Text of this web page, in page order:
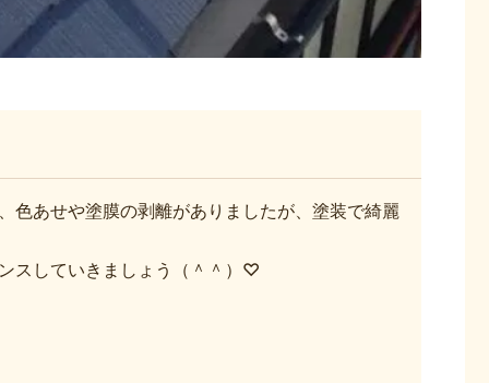
色あせや塗膜の剥離がありましたが、塗装で綺麗
スしていきましょう（＾＾）♡